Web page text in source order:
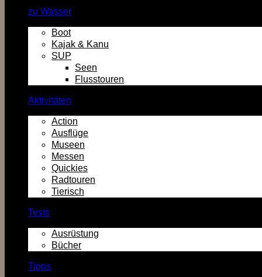
zu Wasser
Boot
Kajak & Kanu
SUP
Seen
Flusstouren
Aktivitäten
Action
Ausflüge
Museen
Messen
Quickies
Radtouren
Tierisch
Tests
Ausrüstung
Bücher
Tipps